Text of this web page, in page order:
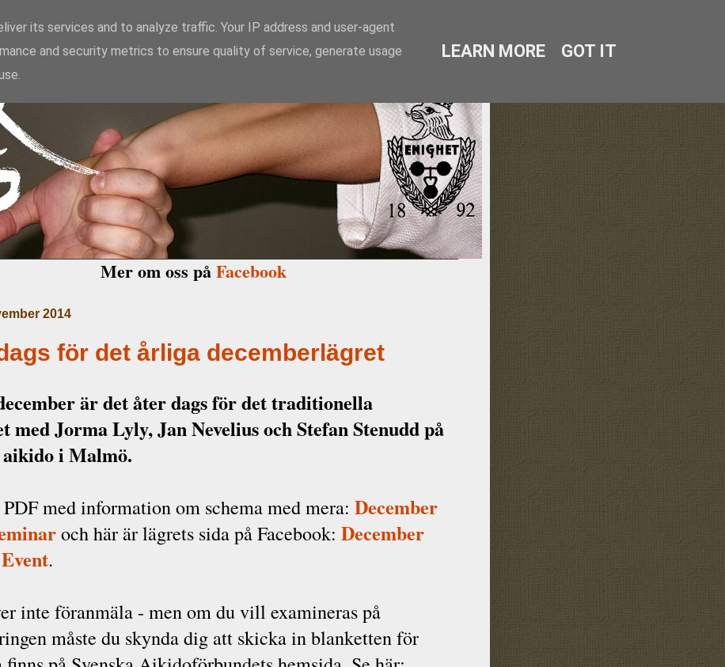
Enighet i Malmö
Mer om oss påFacebook
2014
för det årliga decemberlägret
är det åter dags för det traditionella
med Jorma Lyly, Jan Nevelius och Stefan Stenudd på
i Malmö.
med information om schema med mera: December
och här är lägrets sida på Facebook: December
.
inte föranmäla - men om du vill examineras på
måste du skynda dig att skicka in blanketten för
its services and to analyze traffic. Your IP address and user-agent
and security metrics to ensure quality of service, generate usage
LEARN MORE GOT IT